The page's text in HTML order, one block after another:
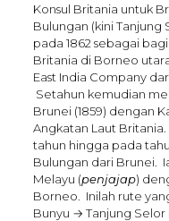
Konsul Britania untuk
Bulungan (kini Tanjung
pada 1862 sebagai
Britania di Borneo
East India Company
Setahun kemudian
Brunei (1859) dengan
Angkatan Laut
tahun hingga pada
Bulungan dari Brunei.
Melayu (penjajap)
Borneo. Inilah rute
Bunyu → Tanjung